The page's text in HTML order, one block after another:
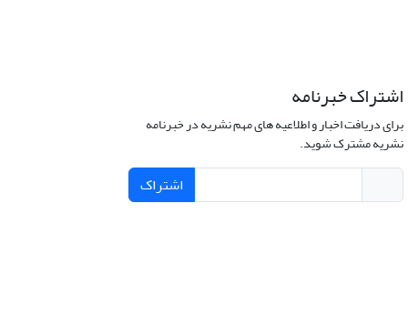
اشتراک خبرنامه
برای دریافت اخبار و اطلاعیه های مهم نشریه در خبرنامه
نشریه مشترک شوید.
اشتراک